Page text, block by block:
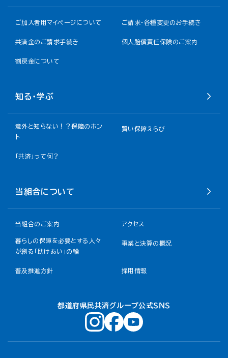
ご加入者用マイページについて ご請求・各種変更のお手続き
共済金のご請求手続き 個人賠償責任保険のご案内
割戻金について​
知る・学ぶ
意外と知らない！？保障のホン
ト
賢い保障えらび
「共済」って何？
当組合について
当組合のご案内 アクセス
暮らしの保障を必要とする人々
が創る「助けあい」の輪
事業と決算の概況
普及推進方針 採用情報
都道府県民共済グループ公式ＳＮＳ